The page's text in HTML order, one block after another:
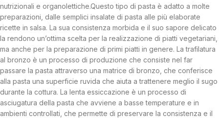
nutrizionali e organolettiche.Questo tipo di pasta è adatto a molte
preparazioni, dalle semplici insalate di pasta alle più elaborate
ricette in salsa. La sua consistenza morbida e il suo sapore delicato
la rendono un’ottima scelta per la realizzazione di piatti vegetariani,
ma anche per la preparazione di primi piatti in genere. La trafilatura
al bronzo è un processo di produzione che consiste nel far
passare la pasta attraverso una matrice di bronzo, che conferisce
alla pasta una superficie ruvida che aiuta a trattenere meglio il sugo
durante la cottura. La lenta essiccazione è un processo di
asciugatura della pasta che avviene a basse temperature e in
ambienti controllati, che permette di preservare la consistenza e il